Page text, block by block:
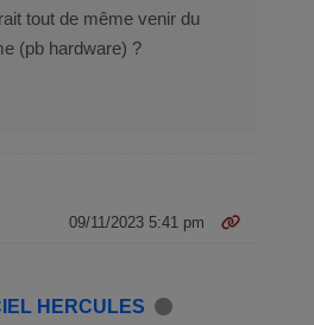
tout de même venir du
(pb hardware) ?
09/11/2023 5:41 pm
HERCULES